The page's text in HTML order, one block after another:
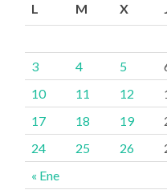
L
M X
« Ene
3
4 5
10
11 12
17
18 19
24
25 26